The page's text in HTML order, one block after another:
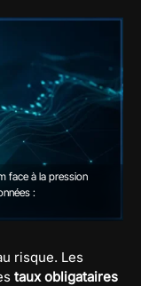
face à la pression
:
risque. Les
taux obligataires